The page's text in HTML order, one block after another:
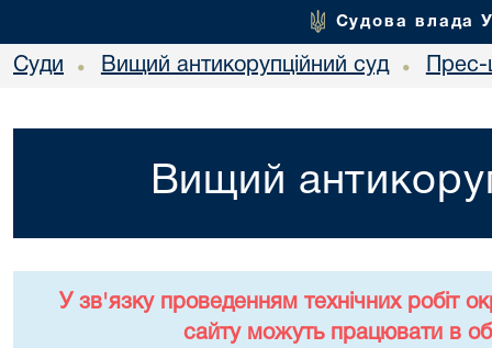
Судова влада
Суди • Вищий антикорупційний суд •
Вищий
У зв'язку проведенням технічних робіт
сайту можуть працювати в